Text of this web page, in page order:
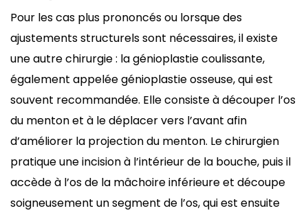
Pour les cas plus prononcés ou lorsque des
ajustements structurels sont nécessaires, il existe
une autre chirurgie : la génioplastie coulissante,
également appelée génioplastie osseuse, qui est
souvent recommandée. Elle consiste à découper l’os
du menton et à le déplacer vers l’avant afin
d’améliorer la projection du menton. Le chirurgien
pratique une incision à l’intérieur de la bouche, puis il
accède à l’os de la mâchoire inférieure et découpe
soigneusement un segment de l’os, qui est ensuite